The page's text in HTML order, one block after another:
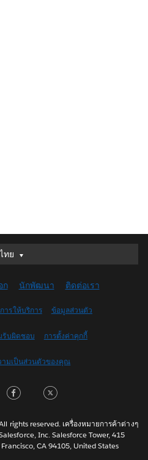
ทย
ไทย
(UK)
(US)
(Canada)
(France)
日本語
ก นักพัฒนา ติดต่อเรา
ารให้บริการ ข้อมูลส่วนตัว
รับผิดชอบ การตั้งค่าคุกกี้
ามเป็นส่วนตัวของคุณ
Facebook
rights reserved. เครื่องหมายการค้าต่างๆ
Inc. Salesforce Tower, 415
CA 94105, United States